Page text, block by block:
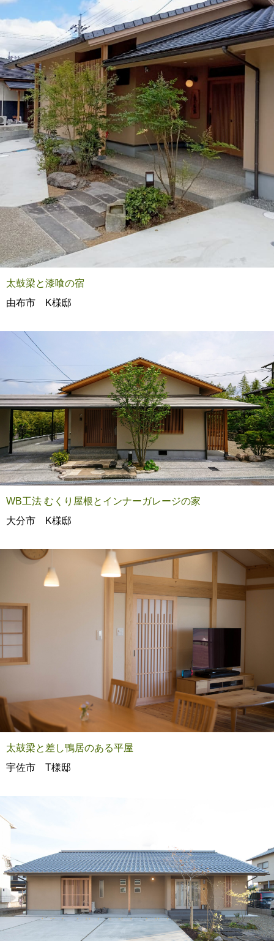
太鼓梁と漆喰の宿
由布市 K様邸
WB工法 むくり屋根とインナーガレージの家
大分市 K様邸
太鼓梁と差し鴨居のある平屋
宇佐市 T様邸